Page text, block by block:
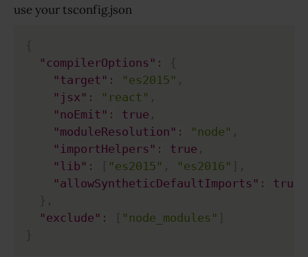
use your tsconfig.json
{
"compilerOptions" :
{
"target" : "es2015"
"jsx" : "react"
"noEmit" : true
"moduleResolution" : "node"
"importHelpers" : true
"lib" : [ "es2015" "es2016" ]
"allowSyntheticDefaultImports" :
true
}
"exclude" : [ "node_modules" ]
}